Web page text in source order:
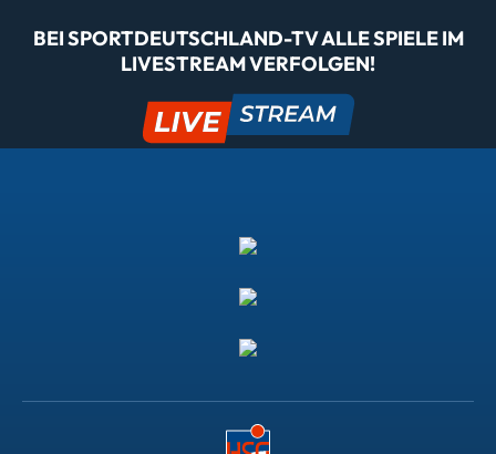
BEI SPORTDEUTSCHLAND-TV ALLE SPIELE IM
LIVESTREAM VERFOLGEN!